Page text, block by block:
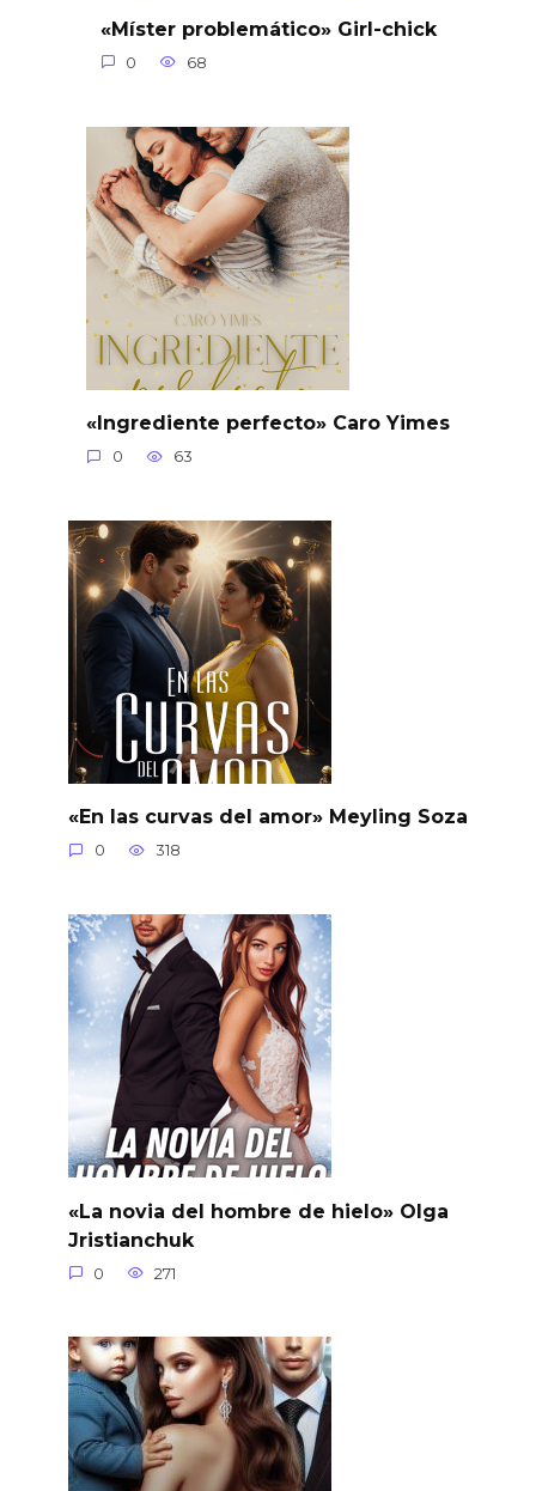
«Míster problemático» Girl-chick
0 68
«Ingrediente perfecto» Caro Yimes
0 63
«En las curvas del amor» Meyling Soza
0 318
«La novia del hombre de hielo» Olga
Jristianchuk
0 271